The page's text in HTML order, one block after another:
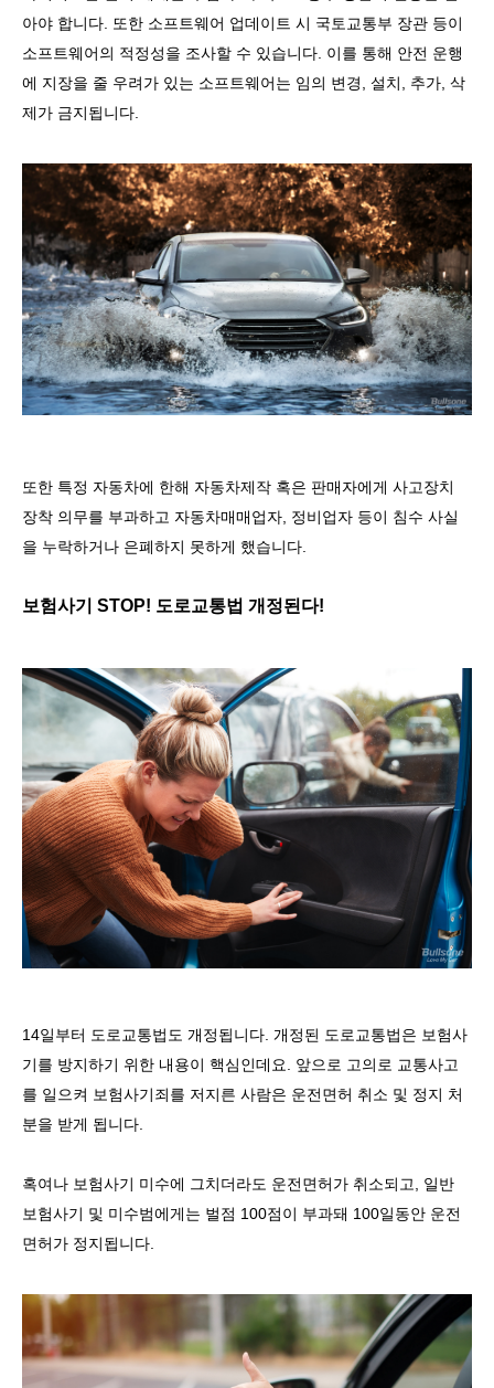
아야 합니다
또한 소프트웨어 업데이트 시 국토교통부 장관 등이
소프트웨어의 적정성을 조사할 수 있습니다 이를 통해 안전 운행
에 지장을 줄 우려가 있는 소프트웨어는 임의 변경
설치 추가 삭
제가 금지됩니다
또한 특정 자동차에 한해 자동차제작 혹은 판매자에게 사고장치
장착 의무를 부과하고 자동차매매업자 정비업자 등이 침수 사실
을 누락하거나 은폐하지 못하게 했습니다
보험사기 STOP! 도로교통법 개정된다!
14일부터 도로교통법도 개정됩니다 개정된 도로교통법은 보험사
기를 방지하기 위한 내용이 핵심인데요
앞으로 고의로 교통사고
를 일으켜 보험사기죄를 저지른 사람은 운전면허 취소 및 정지 처
분을 받게 됩니다
혹여나 보험사기 미수에 그치더라도 운전면허가 취소되고
일반
보험사기 및 미수범에게는 벌점 100점이 부과돼 100일동안 운전
면허가 정지됩니다